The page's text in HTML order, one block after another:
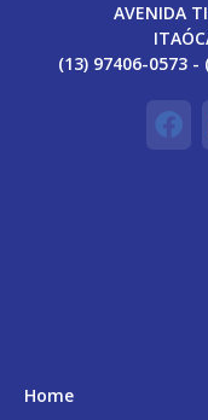
AVENIDA
(13) 97406-0573 -
Home